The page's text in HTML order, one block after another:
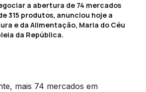
a abertura de 74 mercados
315 produtos, anunciou hoje a
e da Alimentação, Maria do Céu
da República.
mais 74 mercados em